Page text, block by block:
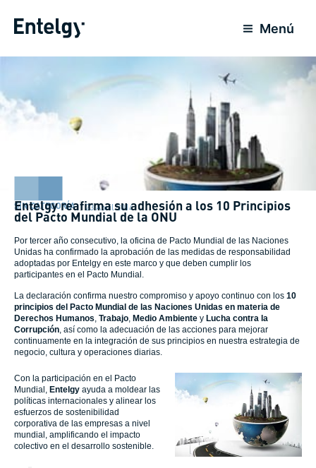
Menú
SIN CATEGORÍA 23 Abril 2014
Entelgy reafirma su adhesión a los 10 Principios
del Pacto Mundial de la ONU
Por tercer año consecutivo, la oficina de Pacto Mundial de las Naciones
Unidas ha confirmado la aprobación de las medidas de responsabilidad
adoptadas por Entelgy en este marco y que deben cumplir los
participantes en el Pacto Mundial.
La declaración confirma nuestro compromiso y apoyo continuo con los 10
principios del Pacto Mundial de las Naciones Unidas en materia de
Derechos Humanos Trabajo Medio Ambiente y Lucha contra la
Corrupción , así como la adecuación de las acciones para mejorar
continuamente en la integración de sus principios en nuestra estrategia de
negocio, cultura y operaciones diarias.
Con la participación en el Pacto
Mundial, Entelgy ayuda a moldear las
políticas internacionales y alinear los
esfuerzos de sostenibilidad
corporativa de las empresas a nivel
mundial, amplificando el impacto
colectivo en el desarrollo sostenible.